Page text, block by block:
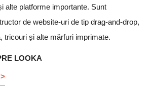
alte platforme importante. Sunt
de website-uri de tip drag-and-drop,
tricouri și alte mărfuri imprimate.
LOOKA